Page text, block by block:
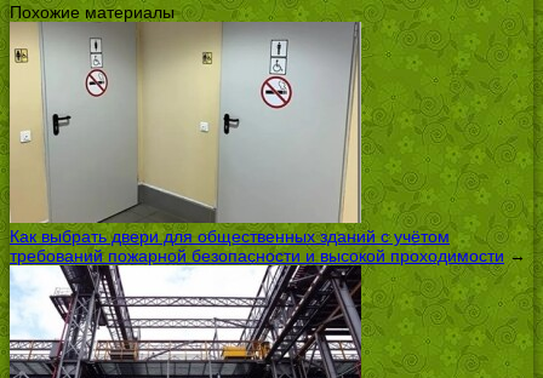
Похожие материалы
Как выбрать двери для общественных зданий с учётом
требований пожарной безопасности и высокой проходимости →